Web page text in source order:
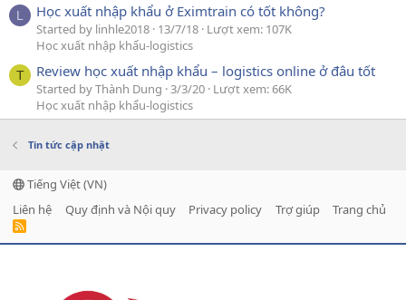
L Học xuất nhập khẩu ở Eximtrain có tốt không?
Started by linhle2018 13/7/18 Lượt xem: 107K
Học xuất nhập khẩu-logistics
T Review học xuất nhập khẩu – logistics online ở đâu tốt
Started by Thành Dung 3/3/20 Lượt xem: 66K
Học xuất nhập khẩu-logistics
Tin tức cập nhật
Tiếng Việt (VN)
Liên hệ
Quy định và Nội quy Privacy policy Trợ giúp Trang chủ
R